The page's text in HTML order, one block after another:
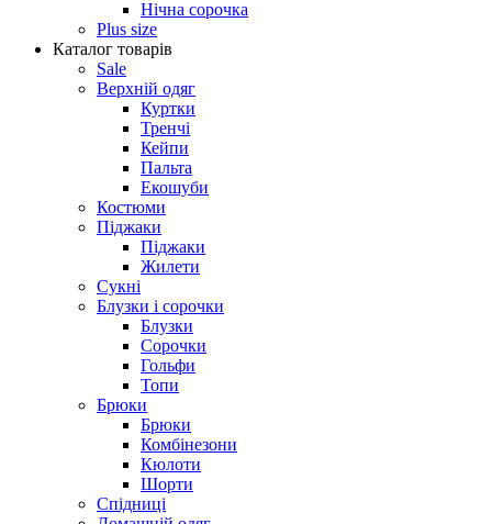
Нічна сорочка
Plus size
Каталог товарів
Sale
Верхній одяг
Куртки
Тренчі
Кейпи
Пальта
Екошуби
Костюми
Піджаки
Піджаки
Жилети
Сукні
Блузки і сорочки
Блузки
Сорочки
Гольфи
Топи
Брюки
Брюки
Комбінезони
Кюлоти
Шорти
Спідниці